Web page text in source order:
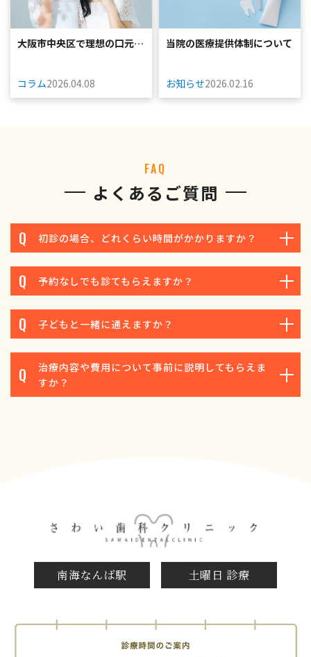
大阪市中央区で理想の口元を
コラム2026.04.08
当院の医療提供体制について
お知らせ2026.02.16
FAQ
よくあるご質問
初診の場合、どれくらい時間がかかりますか？
予約なしでも診てもらえますか？
子どもと一緒に通えますか？
治療内容や費用について事前に説明してもらえま
すか？
南海なんば駅 土曜日 診療